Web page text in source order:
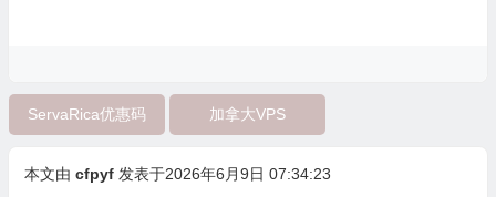
ServaRica优惠码 加拿大VPS
本文由 cfpyf 发表于2026年6月9日 07:34:23